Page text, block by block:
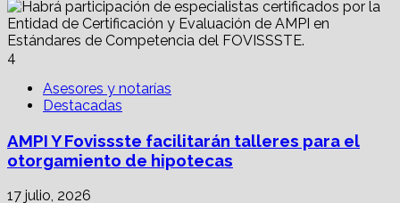
4
Asesores y notarías
Destacadas
AMPI Y Fovissste facilitarán talleres para el
otorgamiento de hipotecas
17 julio, 2026